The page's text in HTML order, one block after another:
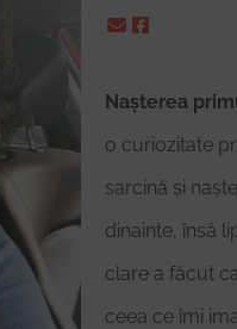
Nașterea
o curiozitate
sarcină și
dinainte, însă
clare a făcut
ceea ce îmi